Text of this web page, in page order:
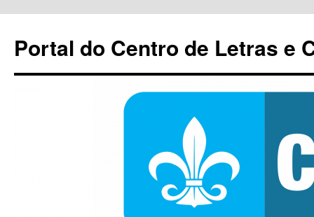
conteúdo
Portal do Centro de Letras e